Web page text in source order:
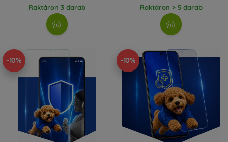
Raktáron 3 darab Raktáron > 5 darab
-10% -10%